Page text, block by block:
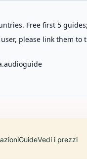
Free first 5
please link them
GuideVedi i prezzi